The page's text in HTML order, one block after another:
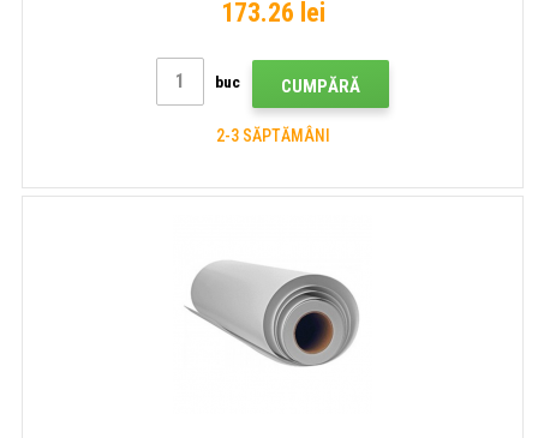
173.26 lei
buc CUMPĂRĂ
2-3 SĂPTĂMÂNI